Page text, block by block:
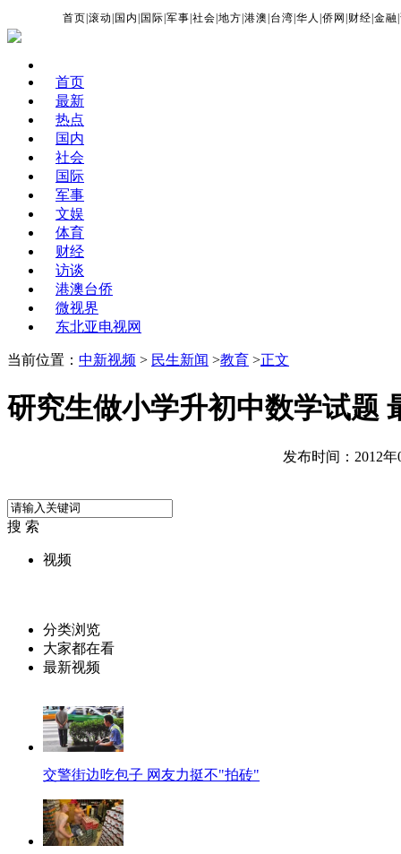
首页 |滚动 国内 国际 |军事 |社会 |地方 |港澳 台湾 |华人 |侨网 财经 |金融 |
首页
最新
热点
国内
社会
国际
军事
文娱
体育
财经
访谈
港澳台侨
微视界
东北亚电视网
当前位置： 中新视频 > 民生新闻 >教育 >正文
研究生做小学升初中数学试题
发布时间：2012年
搜 索
视频
分类浏览
大家都在看
最新视频
交警街边吃包子 网友力挺不"拍砖"